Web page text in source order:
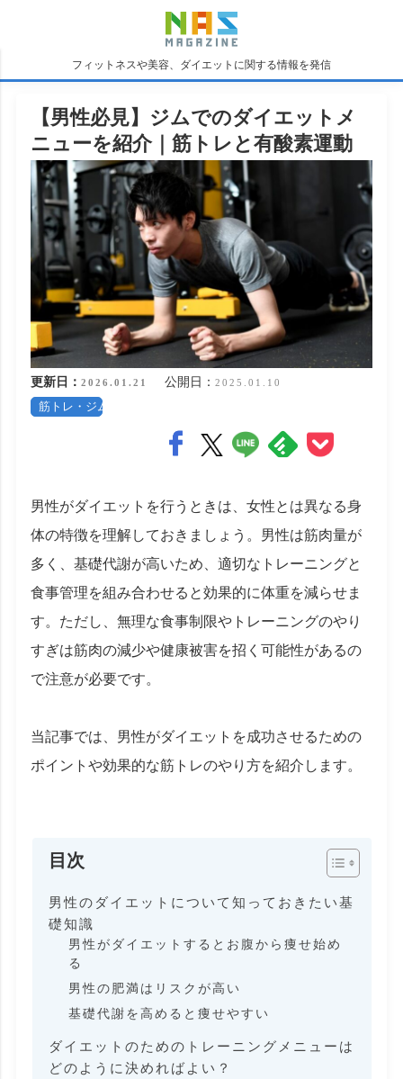
フィットネスや美容、ダイエットに関する情報を発信
【男性必見】ジムでのダイエットメ
ニューを紹介｜筋トレと有酸素運動
更新日：2026.01.21 公開日： 2025.01.10
筋トレ・ジム
男性がダイエットを行うときは、女性とは異なる身
体の特徴を理解しておきましょう。男性は筋肉量が
多く、基礎代謝が高いため、適切なトレーニングと
食事管理を組み合わせると効果的に体重を減らせま
す。ただし、無理な食事制限やトレーニングのやり
すぎは筋肉の減少や健康被害を招く可能性があるの
で注意が必要です。
当記事では、男性がダイエットを成功させるための
ポイントや効果的な筋トレのやり方を紹介します。
目次
男性のダイエットについて知っておきたい基
礎知識
男性がダイエットするとお腹から痩せ始め
る
男性の肥満はリスクが高い
基礎代謝を高めると痩せやすい
ダイエットのためのトレーニングメニューは
どのように決めればよい？